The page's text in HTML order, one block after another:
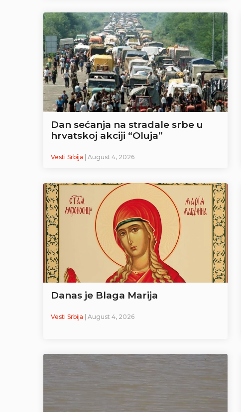
Dan sećanja na stradale srbe u
hrvatskoj akciji “Oluja”
Vesti Srbija | August 4, 2026
Danas je Blaga Marija
Vesti Srbija | August 4, 2026